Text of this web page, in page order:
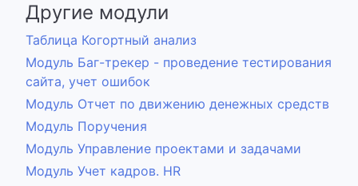
Другие модули
Таблица Когортный анализ
Модуль Баг-трекер - проведение тестирования
сайта, учет ошибок
Модуль Отчет по движению денежных средств
Модуль Поручения
Модуль Управление проектами и задачами
Модуль Учет кадров. HR